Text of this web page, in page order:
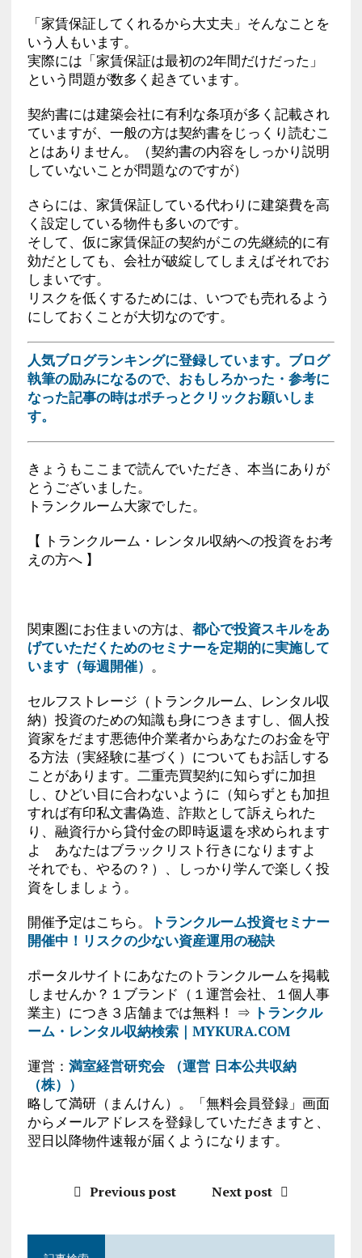
「家賃保証してくれるから大丈夫」そんなことを
いう人もいます。
実際には「家賃保証は最初の2年間だけだった」
という問題が数多く起きています。
契約書には建築会社に有利な条項が多く記載され
ていますが、一般の方は契約書をじっくり読むこ
とはありません。（契約書の内容をしっかり説明
していないことが問題なのですが）
さらには、家賃保証している代わりに建築費を高
く設定している物件も多いのです。
そして、仮に家賃保証の契約がこの先継続的に有
効だとしても、会社が破綻してしまえばそれでお
しまいです。
リスクを低くするためには、いつでも売れるよう
にしておくことが大切なのです。
人気ブログランキングに登録しています。ブログ
執筆の励みになるので、おもしろかった・参考に
なった記事の時はポチっとクリックお願いしま
す。
きょうもここまで読んでいただき、本当にありが
とうございました。
トランクルーム大家でした。
【 トランクルーム・レンタル収納への投資をお考
えの方へ 】
関東圏にお住まいの方は、 都心で投資スキルをあ
げていただくためのセミナーを定期的に実施して
います（毎週開催） 。
セルフストレージ（トランクルーム、レンタル収
納）投資のための知識も身につきますし、個人投
資家をだます悪徳仲介業者からあなたのお金を守
る方法（実経験に基づく）についてもお話しする
ことがあります。二重売買契約に知らずに加担
し、ひどい目に合わないように（知らずとも加担
すれば有印私文書偽造、詐欺として訴えられた
り、融資行から貸付金の即時返還を求められます
よ あなたはブラックリスト行きになりますよ
それでも、やるの？）、しっかり学んで楽しく投
資をしましょう。
開催予定はこちら。
トランクルーム投資セミナー
開催中！リスクの少ない資産運用の秘訣
ポータルサイトにあなたのトランクルームを掲載
しませんか？１ブランド（１運営会社、１個人事
業主）につき３店舗までは無料！ ⇒ トランクル
ーム・レンタル収納検索｜MYKURA.COM
運営： 満室経営研究会 （運営 日本公共収納
（株））
略して満研（まんけん）。「無料会員登録」画面
からメールアドレスを登録していただきますと、
翌日以降物件速報が届くようになります。
Previous post Next post